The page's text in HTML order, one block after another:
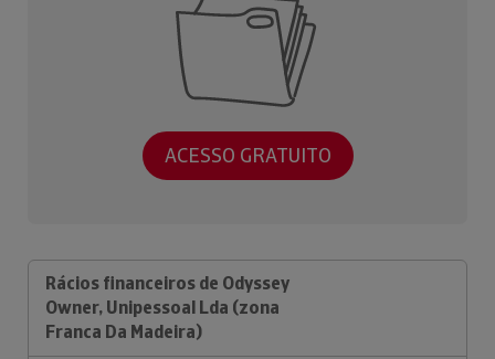
ACESSO GRATUITO
Rácios financeiros de Odyssey
Owner, Unipessoal Lda (zona
Franca Da Madeira)